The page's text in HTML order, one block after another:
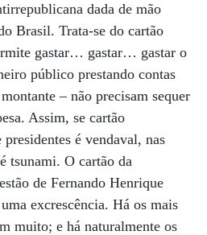
dada de mão
Brasil. Trata-se do cartão
gastar… gastar… gastar o
público prestando contas
– não precisam sequer
Assim, se cartão
é vendaval, nas
tsunami. O cartão da
de Fernando Henrique
excrescência. Há os mais
muito; e há naturalmente os